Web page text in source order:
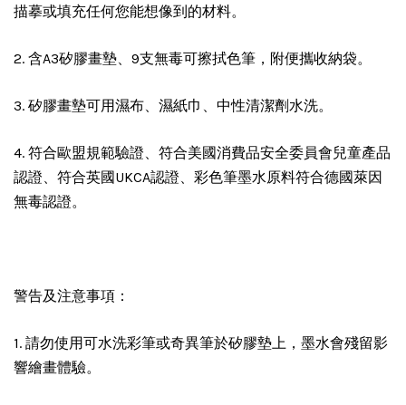
描摹或填充任何您能想像到的材料。
2. 含A3矽膠畫墊、9支無毒可擦拭色筆，附便攜收納袋。
3. 矽膠畫墊可用濕布、濕紙巾、中性清潔劑水洗。
4. 符合歐盟規範驗證、符合美國消費品安全委員會兒童產品
認證、符合英國UKCA認證、彩色筆墨水原料符合德國萊因
無毒認證。
警告及注意事項：
1. 請勿使用可水洗彩筆或奇異筆於矽膠墊上，墨水會殘留影
響繪畫體驗。